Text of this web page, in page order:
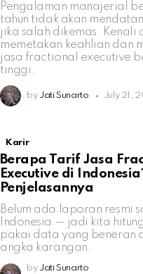
Pengalaman manajerial
tahun tidak akan
jika salah dikemas. Kenali
memetakan keahlian dan
jasa fractional executive
tinggi.
by Jati Sunarto July 21,
Karir
Berapa Tarif Jasa
Executive di
Penjelasannya
Belum ada laporan resmi
Indonesia — jadi kita
pakai data yang beneran
angka karangan.
by Jati Sunarto